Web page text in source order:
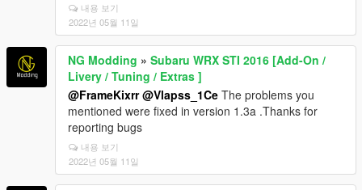
내용 보기
2022년 05월 11일
NG Modding » Subaru WRX STI 2016 [Add-On /
Livery / Tuning / Extras ]
@FrameKixrr @Vlapss_1Ce The problems you
mentioned were fixed in version 1.3a .Thanks for
reporting bugs
내용 보기
2022년 05월 11일